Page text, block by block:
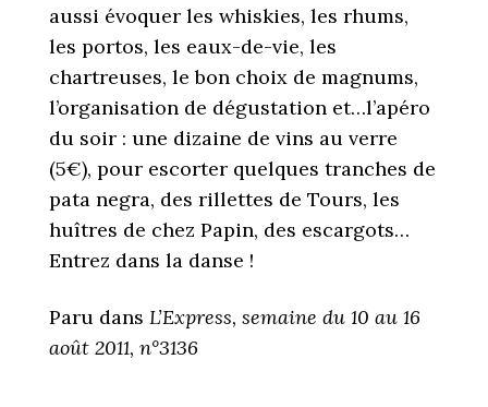
aussi évoquer les whiskies, les rhums,
les portos, les eaux-de-vie, les
chartreuses, le bon choix de magnums,
l’organisation de dégustation et…l’apéro
du soir : une dizaine de vins au verre
(5€), pour escorter quelques tranches de
pata negra, des rillettes de Tours, les
huîtres de chez Papin, des escargots…
Entrez dans la danse !
Paru dans L’Express, semaine du 10 au 16
août 2011, n°3136